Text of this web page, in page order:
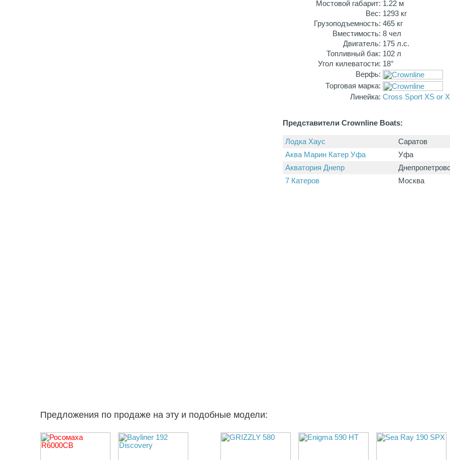
Мостовой габарит: 1.22 м
Вес: 1293 кг
Грузоподъемность: 465 кг
Вместимость: 8 чел
Двигатель: 175 л.с.
Топливный бак: 102 л
Угол килеватости: 18°
Верфь:
Торговая марка:
Линейка: Cross Sport XS or
Представители Crownline Boats:
Лодка Хаус
Саратов
Аква Марин Катер Уфа
Уфа
Акватория Днепр
7 Катеров
Москва
Предложения по продаже на эту и подобные модели: